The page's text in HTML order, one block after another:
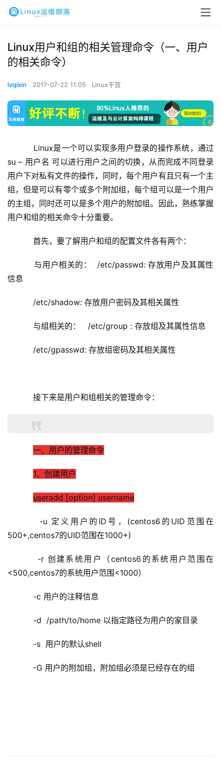
Linux用户和组的相关管理命令（一、用户
的相关命令）
lvqixin 2017-07-22 11:05 Linux干货
su – 用户名 可以进行用户之间的切换，从而完成不同登录
用户下对私有文件的操作，同时，每个用户有且只有一个主
组，但是可以有零个或多个附加组，每个组可以是一个用户
的主组，同时还可以是多个用户的附加组。因此，熟练掌握
用户和组的相关命令十分重要。
    首先，要了解用户和组的配置文件各有两个：
信息
    /etc/shadow: 存放用户密码及其相关属性
    与组相关的：   /etc/group :
存放组及其属性信息
    /etc/gpasswd:
存放组密码及其相关属性
    接下来是用户和组相关的管理命令：
一、用户的管理命令
1、创建用户
useradd [option] username
500+,centos7的UID范围在1000+)
    -r 创建系统用户（
centos6的系统用户范围在
<500,centos7的系统用户范围<1000）
    -c 用户的注释信息
    -d  /path/to/home 以指定路径为用户的家目录
    -s  用户的默认shell
    -G 用户的附加组，附加组必须是已经存在的组